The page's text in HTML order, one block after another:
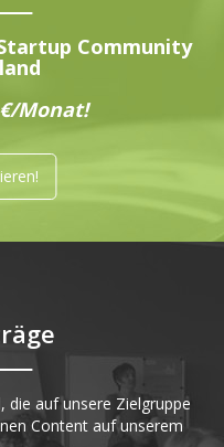
Community
Monat!
die auf unsere Zielgruppe
Content auf unserem